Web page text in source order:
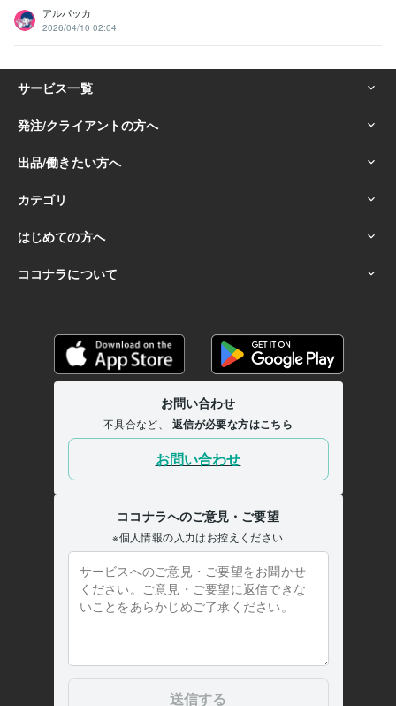
アルパッカ
2026/04/10 02:04